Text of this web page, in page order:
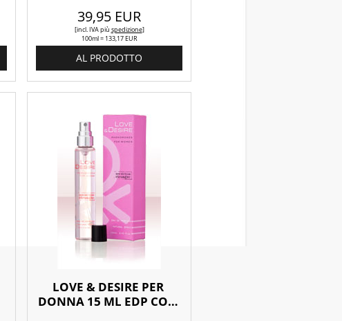
39,95 EUR
[incl. IVApiù spedizione]
100ml = 133,17 EUR
AL PRODOTTO
LOVE & DESIRE PER
DONNA 15 ML EDP CON